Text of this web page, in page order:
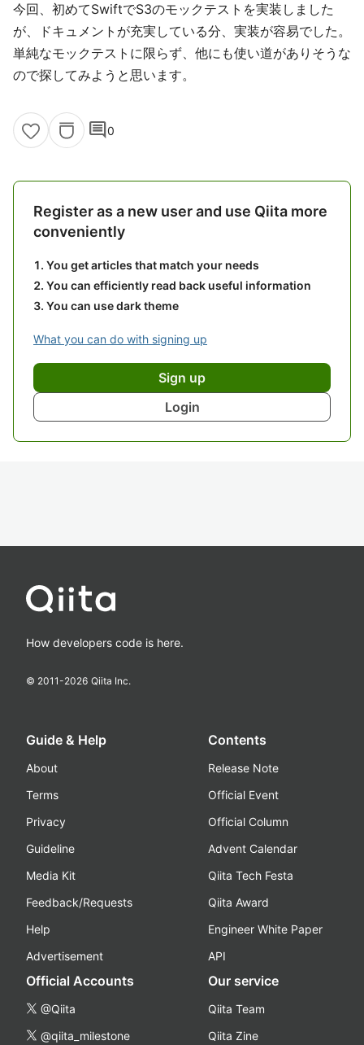
今回、初めてSwiftでS3のモックテストを実装しました
が、ドキュメントが充実している分、実装が容易でした。
単純なモックテストに限らず、他にも使い道がありそうな
ので探してみようと思います。
comment0
Register as a new user and use Qiita more
conveniently
You get articles that match your needs
You can efficiently read back useful information
You can use dark theme
What you can do with signing up
Sign up
Login
How developers code is here.
© 2011-2026 Qiita Inc.
Guide & Help
About
Terms
Privacy
Guideline
Media Kit
Feedback/Requests
Help
Advertisement
Contents
Release Note
Official Event
Official Column
Advent Calendar
Qiita Tech Festa
Qiita Award
Engineer White Paper
API
Official Accounts
@Qiita
@qiita_milestone
Our service
Qiita Team
Qiita Zine